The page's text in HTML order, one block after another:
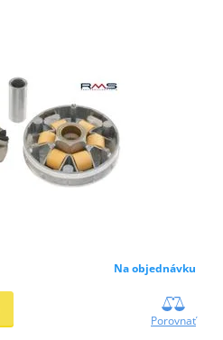
Na objednávku
Porovnať